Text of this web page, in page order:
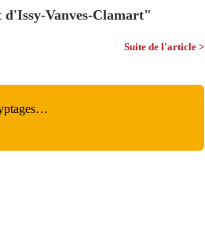
Vanves-Clamart"
Suite de l'article >